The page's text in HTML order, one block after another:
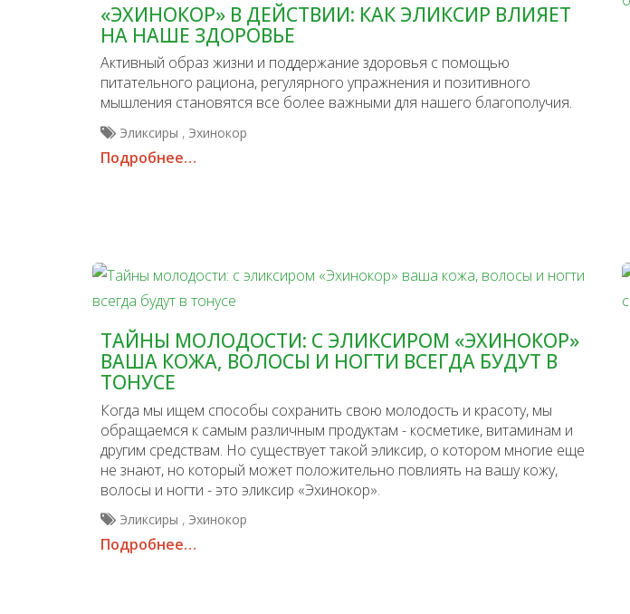
«ЭХИНОКОР» В ДЕЙСТВИИ: КАК ЭЛИКСИР ВЛИЯЕТ
НА НАШЕ ЗДОРОВЬЕ
Активный образ жизни и поддержание здоровья с помощью
питательного рациона, регулярного упражнения и позитивного
мышления становятся все более важными для нашего благополучия.
Эликсиры , Эхинокор
Подробнее…
ТАЙНЫ МОЛОДОСТИ: С ЭЛИКСИРОМ «ЭХИНОКОР»
ВАША КОЖА, ВОЛОСЫ И НОГТИ ВСЕГДА БУДУТ В
ТОНУСЕ
Когда мы ищем способы сохранить свою молодость и красоту, мы
обращаемся к самым различным продуктам - косметике, витаминам и
другим средствам. Но существует такой эликсир, о котором многие еще
не знают, но который может положительно повлиять на вашу кожу,
волосы и ногти - это эликсир «Эхинокор».
Эликсиры , Эхинокор
Подробнее…